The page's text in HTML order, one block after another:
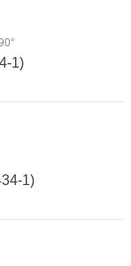
1)
1)